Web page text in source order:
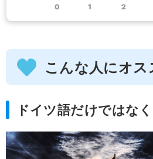
0 1 2
こんな人にオス
ドイツ語だけではな